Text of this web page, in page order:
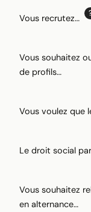
Vous recrutez…
Vous souhaitez
de profils…
Vous voulez que
Le droit social
Vous souhaitez
en alternance…